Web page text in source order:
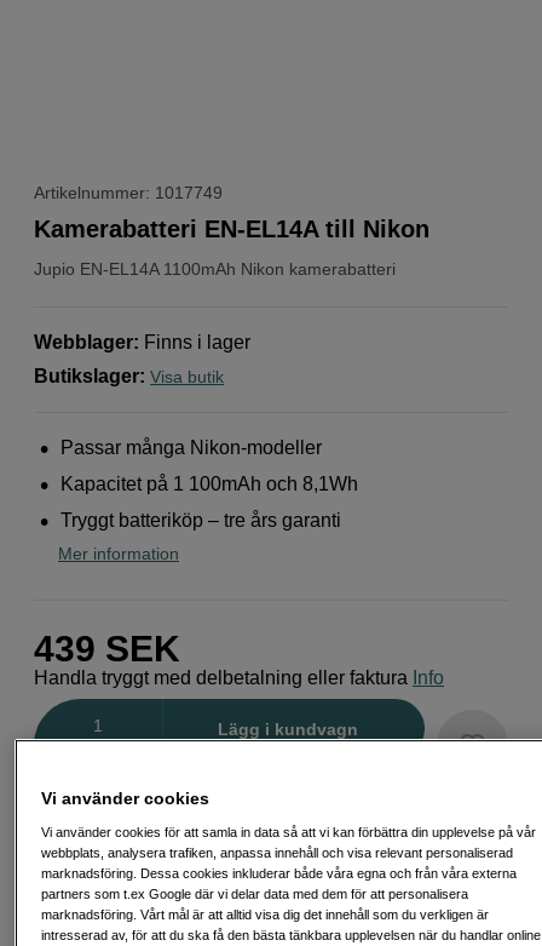
Artikelnummer: 1017749
Jupio EN-EL14A 1100mAh Nikon kamerabatteri
Kamerabatteri EN-EL14A till Nikon
Webblager: Finns i lager
Butikslager: Visa butik
Passar många Nikon-modeller
Kapacitet på 1 100mAh och 8,1Wh
Tryggt batteriköp – tre års garanti
Mer information
439 SEK
Handla tryggt med delbetalning eller faktura Info
Lägg i kundvagn
Fri frakt vid köp över 1 500 kronor
Köp nu och betala inom 30 dagar
Vi använder cookies
Vi använder cookies för att samla in data så att vi kan förbättra din upplevelse på vår
webbplats, analysera trafiken, anpassa innehåll och visa relevant personaliserad
marknadsföring. Dessa cookies inkluderar både våra egna och från våra externa
partners som t.ex Google där vi delar data med dem för att personalisera
marknadsföring. Vårt mål är att alltid visa dig det innehåll som du verkligen är
intresserad av, för att du ska få den bästa tänkbara upplevelsen när du handlar